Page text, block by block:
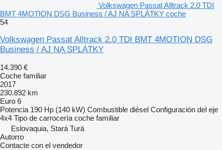
Volkswagen Passat Alltrack 2.0 TDI
BMT 4MOTION DSG Business / AJ NA SPLÁTKY coche
54
Volkswagen Passat Alltrack 2.0 TDI BMT 4MOTION DSG
Business / AJ NA SPLÁTKY
14.390 €
Coche familiar
2017
230.892 km
Euro 6
Potencia 190 Hp (140 kW) Combustible diésel Configuración del eje
4x4 Tipo de carrocería coche familiar
Eslovaquia, Stará Turá
Autorro
Contacte con el vendedor